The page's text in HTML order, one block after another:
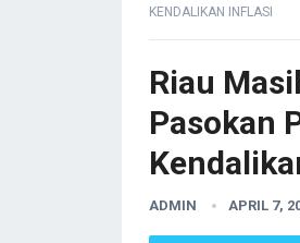
KENDALIKAN INFLASI
Riau
Pasokan
ADMIN APRIL 7,